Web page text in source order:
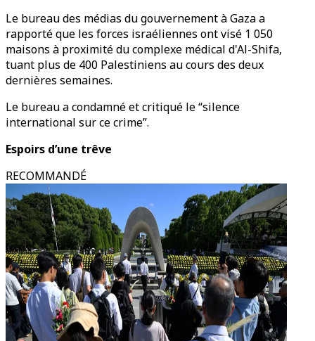
Le bureau des médias du gouvernement à Gaza a
rapporté que les forces israéliennes ont visé 1 050
maisons à proximité du complexe médical d'Al-Shifa,
tuant plus de 400 Palestiniens au cours des deux
dernières semaines.
Le bureau a condamné et critiqué le “silence
international sur ce crime”.
Espoirs d’une trêve
RECOMMANDÉ